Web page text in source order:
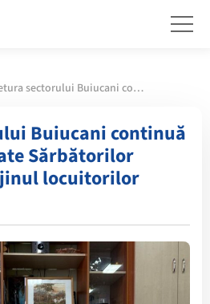
Pretura sectorului Buiucani continuă acțiunile dedicate Sărbătorilor Pascale, în sprijinul locuitorilor sectorului
Buiucani continuă
Sărbătorilor
locuitorilor